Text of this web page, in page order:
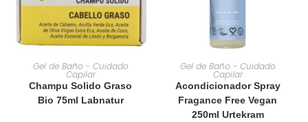
AÑADIR AL CARRITO
Gel de Baño - Cuidado
Capilar
Champu Solido Graso
Bio 75ml Labnatur
AÑADIR AL CARRITO
Gel de Baño - Cuidado
Capilar
Acondicionador Spray
Fragance Free Vegan
250ml Urtekram